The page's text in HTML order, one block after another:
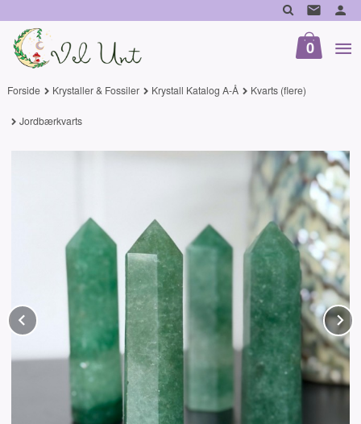
til
innholdet
0
Forside Krystaller & Fossiler Krystall Katalog A-Å Kvarts (flere)
Jordbærkvarts
Prev